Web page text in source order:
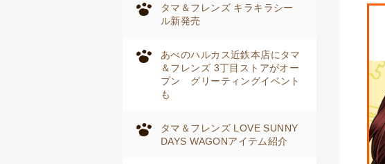
タマ＆フレンズ キラキラシー
ル新発売
あべのハルカス近鉄本店にタマ
＆フレンズ 3丁目ストアがオー
プン グリーティングイベント
も
タマ＆フレンズ LOVE SUNNY
DAYS WAGONアイテム紹介